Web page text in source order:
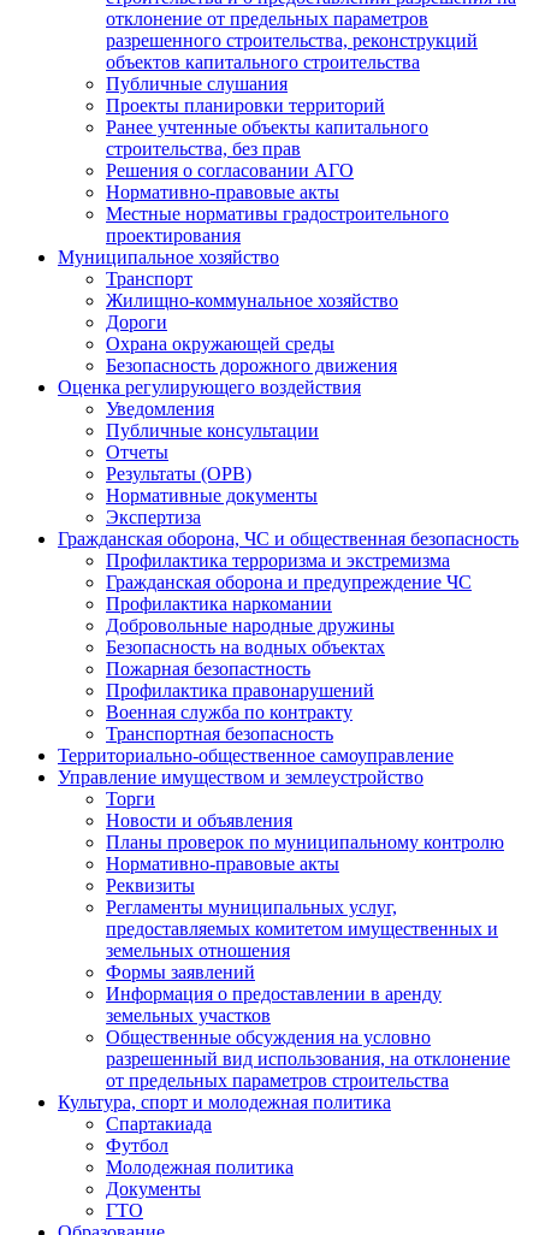
отклонение от предельных параметров
разрешенного строительства, реконструкций
объектов капитального строительства
Публичные слушания
Проекты планировки территорий
Ранее учтенные объекты капитального
строительства, без прав
Решения о согласовании АГО
Нормативно-правовые акты
Местные нормативы градостроительного
проектирования
Муниципальное хозяйство
Транспорт
Жилищно-коммунальное хозяйство
Дороги
Охрана окружающей среды
Безопасность дорожного движения
Оценка регулирующего воздействия
Уведомления
Публичные консультации
Отчеты
Результаты (ОРВ)
Нормативные документы
Экспертиза
Гражданская оборона, ЧС и общественная безопасность
Профилактика терроризма и экстремизма
Гражданская оборона и предупреждение ЧС
Профилактика наркомании
Добровольные народные дружины
Безопасность на водных объектах
Пожарная безопастность
Профилактика правонарушений
Военная служба по контракту
Транспортная безопасность
Территориально-общественное самоуправление
Управление имуществом и землеустройство
Торги
Новости и объявления
Планы проверок по муниципальному контролю
Нормативно-правовые акты
Реквизиты
Регламенты муниципальных услуг,
предоставляемых комитетом имущественных и
земельных отношения
Формы заявлений
Информация о предоставлении в аренду
земельных участков
Общественные обсуждения на условно
разрешенный вид использования, на отклонение
от предельных параметров строительства
Культура, спорт и молодежная политика
Спартакиада
Футбол
Молодежная политика
Документы
ГТО